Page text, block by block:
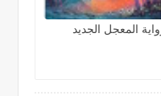
المعجل الجديد